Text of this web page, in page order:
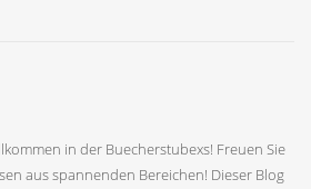
in der Buecherstubexs! Freuen Sie
aus spannenden Bereichen! Dieser Blog